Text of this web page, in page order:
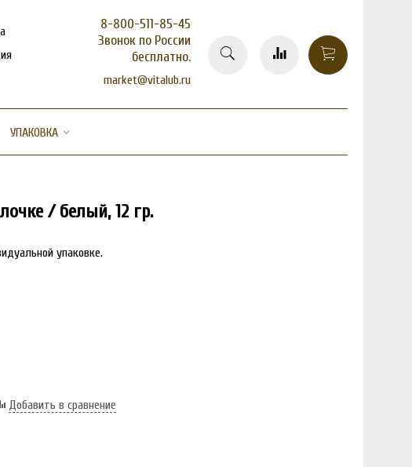
8-800-511-85-45
Звонок по России
бесплатно.
market@vitalub.ru
УПАКОВКА
/ белый, 12 гр.
упаковке.
Добавить в сравнение